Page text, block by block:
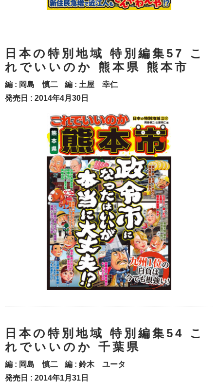
日本の特別地域 特別編集57 こ
れでいいのか 熊本県 熊本市
編 : 岡島 慎二 編 : 土屋 幸仁
発売日 : 2014年4月30日
日本の特別地域 特別編集54 こ
れでいいのか 千葉県
編 : 岡島 慎二 編 : 鈴木 ユータ
発売日 : 2014年1月31日